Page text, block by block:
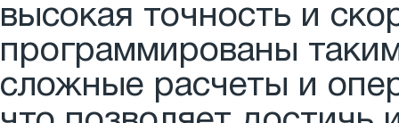
высокая точность и
программированы
сложные расчеты и